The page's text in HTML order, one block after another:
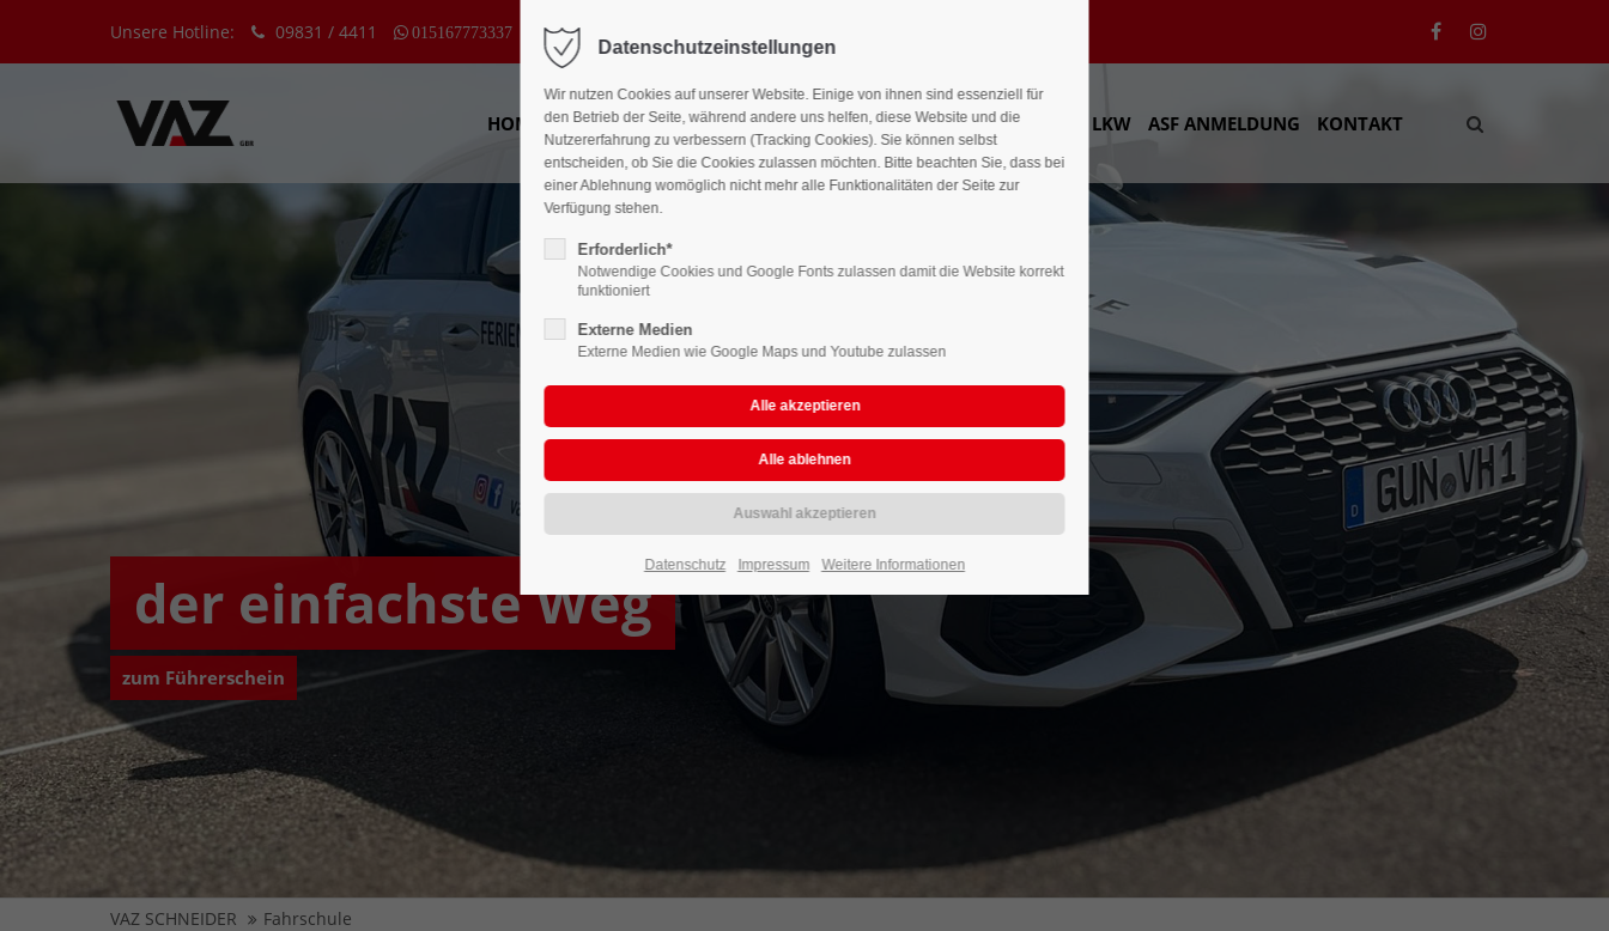
Der Eintrag "offcanvas-col1" existiert
Der Eintrag "offcanvas-col2" existiert
leider nicht.
Der Eintrag "offcanvas-col3" existiert
leider nicht.
Der Eintrag "offcanvas-col4" existiert
Unsere Hotline: 09831 / 4411 015167773337 info@vazschneider.de
HOME ÜBER UNS FAHRSCHULE STAPLER BERUFSKRAFTFAHRER / LKW ASF ANMELDUNG KONTAKT
der einfachste Weg
zum Führerschein
VAZ SCHNEIDER Fahrschule
Datenschutzeinstellungen
Wir nutzen Cookies auf unserer Website. Einige von ihnen sind essenziell für
den Betrieb der Seite, während andere uns helfen, diese Website und die
Nutzererfahrung zu verbessern (Tracking Cookies). Sie können selbst
entscheiden, ob Sie die Cookies zulassen möchten. Bitte beachten Sie, dass bei
einer Ablehnung womöglich nicht mehr alle Funktionalitäten der Seite zur
Verfügung stehen.
Erforderlich*
Notwendige Cookies und Google Fonts zulassen damit die Website korrekt
funktioniert
Externe Medien
Externe Medien wie Google Maps und Youtube zulassen
Datenschutz Impressum Weitere Informationen